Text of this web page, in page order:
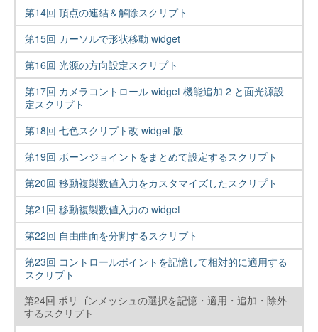
第14回 頂点の連結＆解除スクリプト
第15回 カーソルで形状移動 widget
第16回 光源の方向設定スクリプト
第17回 カメラコントロール widget 機能追加 2 と面光源設
定スクリプト
第18回 七色スクリプト改 widget 版
第19回 ボーンジョイントをまとめて設定するスクリプト
第20回 移動複製数値入力をカスタマイズしたスクリプト
第21回 移動複製数値入力の widget
第22回 自由曲面を分割するスクリプト
第23回 コントロールポイントを記憶して相対的に適用する
スクリプト
第24回 ポリゴンメッシュの選択を記憶・適用・追加・除外
するスクリプト